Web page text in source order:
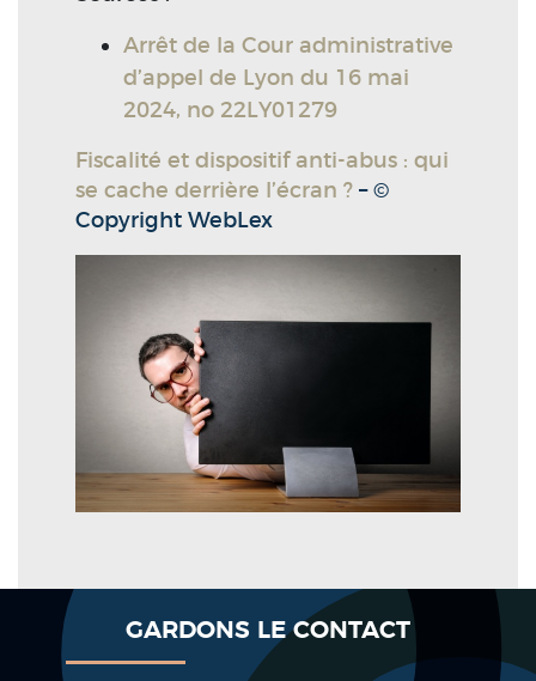
Arrêt de la Cour administrative
d’appel de Lyon du 16 mai
2024, no 22LY01279
Fiscalité et dispositif anti-abus : qui
se cache derrière l’écran ? – ©
Copyright WebLex
GARDONS LE CONTACT